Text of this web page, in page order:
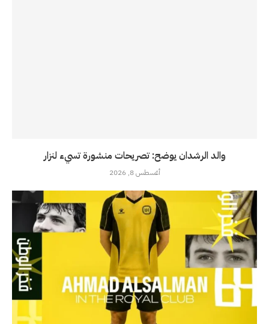
والد الرشدان يوضح: تصريحات منشورة تسيء لنزار
أغسطس 8, 2026